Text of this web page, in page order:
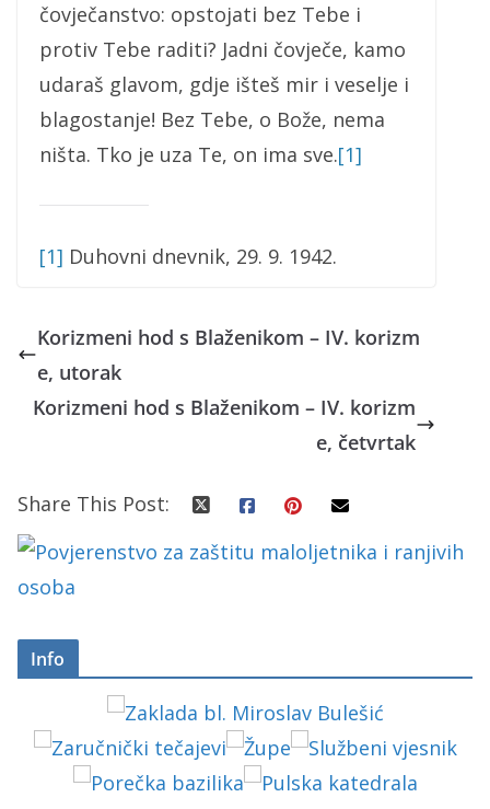
čovječanstvo: opstojati bez Tebe i
protiv Tebe raditi? Jadni čovječe, kamo
udaraš glavom, gdje išteš mir i veselje i
blagostanje! Bez Tebe, o Bože, nema
ništa. Tko je uza Te, on ima sve.[1]
[1] Duhovni dnevnik, 29. 9. 1942.
Korizmeni hod s Blaženikom – IV. korizm
e, utorak
Korizmeni hod s Blaženikom – IV. korizm
e, četvrtak
Share This Post:
Info